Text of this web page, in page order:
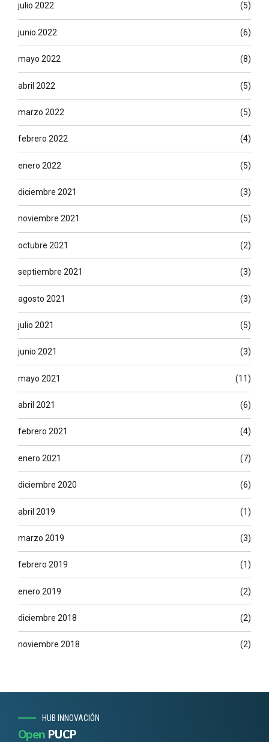
julio 2022 (5)
junio 2022 (6)
mayo 2022 (8)
abril 2022 (5)
marzo 2022 (5)
febrero 2022 (4)
enero 2022 (5)
diciembre 2021 (3)
noviembre 2021 (5)
octubre 2021 (2)
septiembre 2021 (3)
agosto 2021 (3)
julio 2021 (5)
junio 2021 (3)
mayo 2021 (11)
abril 2021 (6)
febrero 2021 (4)
enero 2021 (7)
diciembre 2020 (6)
abril 2019 (1)
marzo 2019 (3)
febrero 2019 (1)
enero 2019 (2)
diciembre 2018 (2)
noviembre 2018 (2)
HUB INNOVACIÓN
Open PUCP